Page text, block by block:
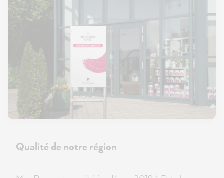
Qualité de notre région